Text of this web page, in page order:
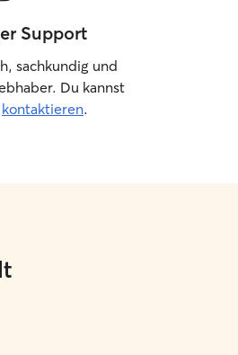
Support
sachkundig und
Du kannst
kontaktieren.